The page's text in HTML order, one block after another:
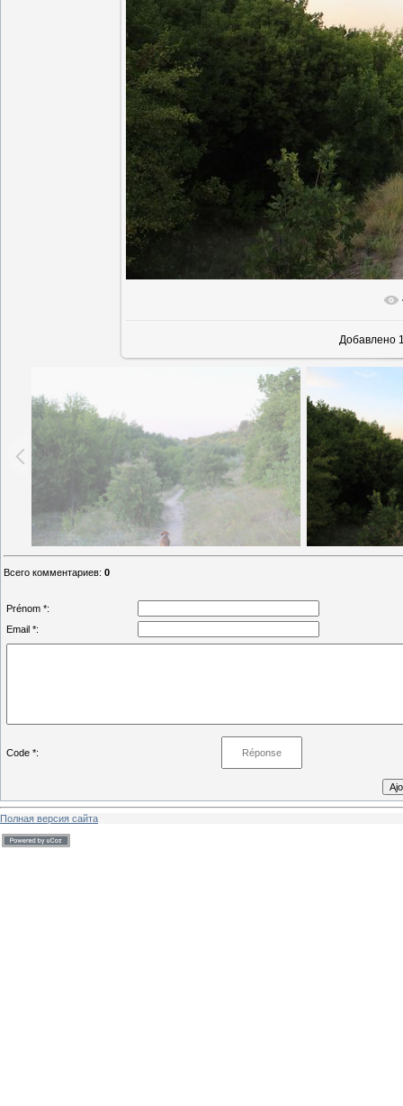
В
Добавлено
Всего комментариев: 0
Prénom *:
Email *:
Code *:
Полная версия сайта